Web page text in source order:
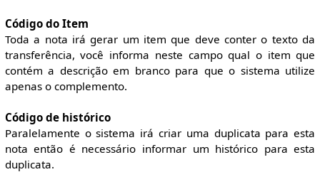
Código do Item
Toda a nota irá gerar um item que deve conter o texto da
transferência, você informa neste campo qual o item que
contém a descrição em branco para que o sistema utilize
apenas o complemento.
Código de histórico
Paralelamente o sistema irá criar uma duplicata para esta
nota então é necessário informar um histórico para esta
duplicata.